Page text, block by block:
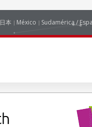
日本 México Sudamérica /